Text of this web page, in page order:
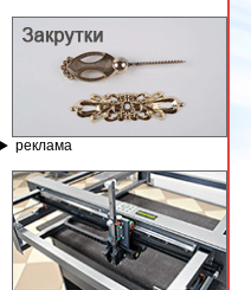
реклама